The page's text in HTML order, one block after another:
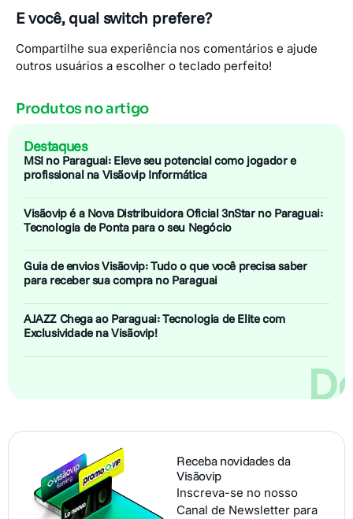
E você, qual switch prefere?
Compartilhe sua experiência nos comentários e ajude
outros usuários a escolher o teclado perfeito!
Produtos no artigo
Destaques
MSI no Paraguai: Eleve seu potencial como jogador e
profissional na Visãovip Informática
Visãovip é a Nova Distribuidora Oficial 3nStar no Paraguai:
Tecnologia de Ponta para o seu Negócio
Guia de envios Visãovip: Tudo o que você precisa saber
para receber sua compra no Paraguai
AJAZZ Chega ao Paraguai: Tecnologia de Elite com
Exclusividade na Visãovip!
Receba novidades da
Visãovip
Inscreva-se no nosso
Canal de Newsletter para